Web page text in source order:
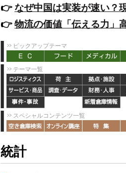
👉️なぜ中国は実装が速い？
👉️物流の価値「伝える力」
ピックアップテーマ
テーマ一覧
スペシャルコンテンツ一覧
統計